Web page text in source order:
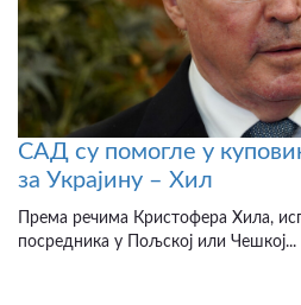
САД су помогле у
за Украјину – Хил
Према речима Кристофера Хила,
посредника у Пољској или Чешкој...